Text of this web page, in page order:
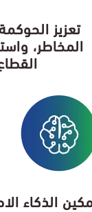
تعزيز
المخاطر،
الذكاء